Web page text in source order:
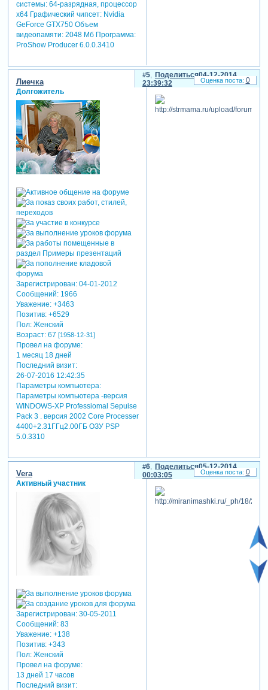
системы: 64-разрядная, процессор
х64 Графический чипсет: Nvidia
GeForce GTX750 Объем
видеопамяти: 2048 Мб Программа:
ProShow Producer 6.0.0.3410
Поделиться
5
04-12-2014
23:39:32
Лиечка
Долгожитель
Зарегистрирован: 04-01-2012
Сообщений:1966
Уважение: +3463
Позитив: +6529
Пол:Женский
Возраст:67 [1958-12-31]
Провел на форуме:
1 месяц 18 дней
Последний визит:
26-07-2016 12:42:35
Параметры компьютера:
Параметры компьютера -версия
WINDOWS-XP Professiomal Sepuise
Pack 3 . версия 2002 Core Processer
4400+2.31ГГц2.00ГБ ОЗУ PSP
5.0.3310
0
Поделиться
6
05-12-2014
00:03:05
Vera
Активный участник
Зарегистрирован: 30-05-2011
Сообщений:83
Уважение: +138
Позитив: +343
Пол:Женский
Провел на форуме:
13 дней 17 часов
Последний визит:
0